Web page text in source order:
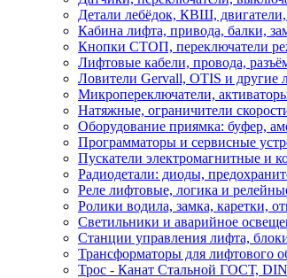
Детали лебёдок, КВШ, двигатели,
Кабина лифта, привода, балки,
Кнопки СТОП, переключатели
Лифтовые кабели, провода,
Ловители Gervall, OTIS и другие
Микропереключатели,
Натяжные, ограничители
Оборудование приямка: буфер,
Программаторы и сервисные
Пускатели электромагнитные и
Радиодетали: диоды,
Реле лифтовые, логика и
Ролики водила, замка, каретки,
Светильники и аварийное
Станции управления лифта,
Трансформаторы для лифтового
Трос - Канат Стальной ГОСТ,